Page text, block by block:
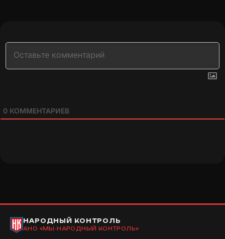
0 КОММЕНТАРИЕВ
НАРОДНЫЙ КОНТРОЛЬ
АНО «МЫ-НАРОДНЫЙ КОНТРОЛЬ»